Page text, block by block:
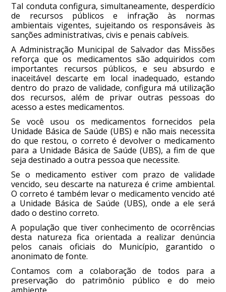
Tal conduta configura, simultaneamente, desperdício
de recursos públicos e infração às normas
ambientais vigentes, sujeitando os responsáveis às
sanções administrativas, civis e penais cabíveis.
A Administração Municipal de Salvador das Missões
reforça que os medicamentos são adquiridos com
importantes recursos públicos, e seu absurdo e
inaceitável descarte em local inadequado, estando
dentro do prazo de validade, configura má utilização
dos recursos, além de privar outras pessoas do
acesso a estes medicamentos.
Se você usou os medicamentos fornecidos pela
Unidade Básica de Saúde (UBS) e não mais necessita
do que restou, o correto é devolver o medicamento
para a Unidade Básica de Saúde (UBS), a fim de que
seja destinado a outra pessoa que necessite.
Se o medicamento estiver com prazo de validade
vencido, seu descarte na natureza é crime ambiental.
O correto é também levar o medicamento vencido até
a Unidade Básica de Saúde (UBS), onde a ele será
dado o destino correto.
A população que tiver conhecimento de ocorrências
desta natureza fica orientada a realizar denúncia
pelos canais oficiais do Município, garantido o
anonimato de fonte.
Contamos com a colaboração de todos para a
preservação do patrimônio público e do meio